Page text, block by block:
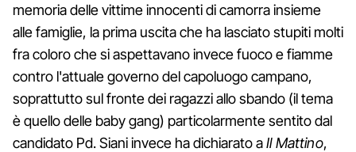
memoria delle vittime innocenti di camorra insieme
alle famiglie, la prima uscita che ha lasciato stupiti molti
fra coloro che si aspettavano invece fuoco e fiamme
contro l'attuale governo del capoluogo campano,
soprattutto sul fronte dei ragazzi allo sbando (il tema
è quello delle baby gang) particolarmente sentito dal
candidato Pd. Siani invece ha dichiarato aIl Mattino,